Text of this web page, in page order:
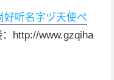
好听名字ヅ天使ぺ
：http://www.gzqiha